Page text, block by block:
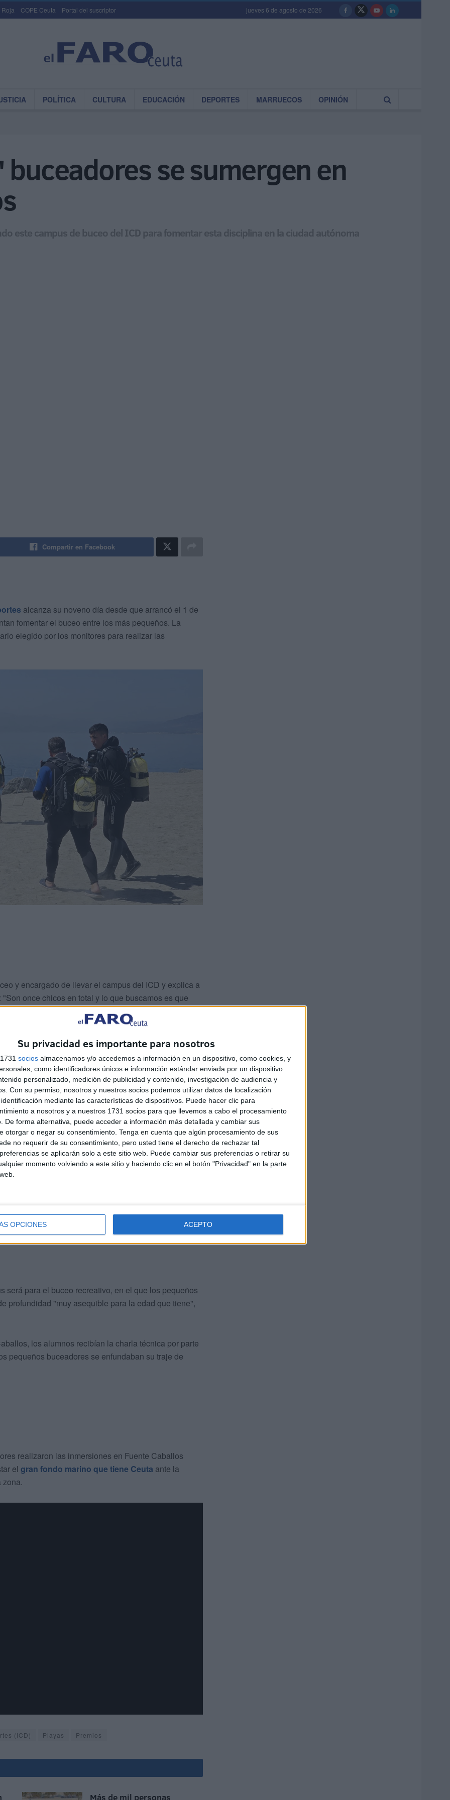
Su privacidad es importante para nosotros
socios almacenamos y/o accedemos a información en un dispositivo, como cookies, y
como identificadores únicos e información estándar enviada por un dispositivo
personalizado, medición de publicidad y contenido, investigación de audiencia y
Con su permiso, nosotros y nuestros socios podemos utilizar datos de localización
mediante las características de dispositivos. Puede hacer clic para
a nosotros y a nuestros 1731 socios para que llevemos a cabo el procesamiento
De forma alternativa, puede acceder a información más detallada y cambiar sus
otorgar o negar su consentimiento. Tenga en cuenta que algún procesamiento de sus
no requerir de su consentimiento, pero usted tiene el derecho de rechazar tal
se aplicarán solo a este sitio web. Puede cambiar sus preferencias o retirar su
momento volviendo a este sitio y haciendo clic en el botón "Privacidad" en la parte
OPCIONES ACEPTO
Roja COPE Ceuta Portal del suscriptor jueves 6 de agosto de 2026
POLÍTICA CULTURA EDUCACIÓN DEPORTES MARRUECOS OPINIÓN
se sumergen en
este campus de buceo del ICD para fomentar esta disciplina en la ciudad autónoma
Compartir en Facebook
alcanza su noveno día desde que arrancó el 1 de
fomentar el buceo entre los más pequeños. La
elegido por los monitores para realizar las
y encargado de llevar el campus del ICD y explica a
once chicos en total y lo que buscamos es que
de curso", detalló el monitor.
de buceo: "La primera semana es teoría para la
días serán destinados a buceo recreativo".
iniciarse en esto del buceo, al montar los equipos
el buceo”.
obtiene la
o tres metros para que no haya ningún problema ya
será para el buceo recreativo, en el que los pequeños
profundidad "muy asequible para la edad que tiene",
los alumnos recibían la charla técnica por parte
pequeños buceadores se enfundaban su traje de
realizaron las inmersiones en Fuente Caballos
el gran fondo marino que tiene Ceuta ante la
zona.
(ICD) Playas Premios
Más de mil personas